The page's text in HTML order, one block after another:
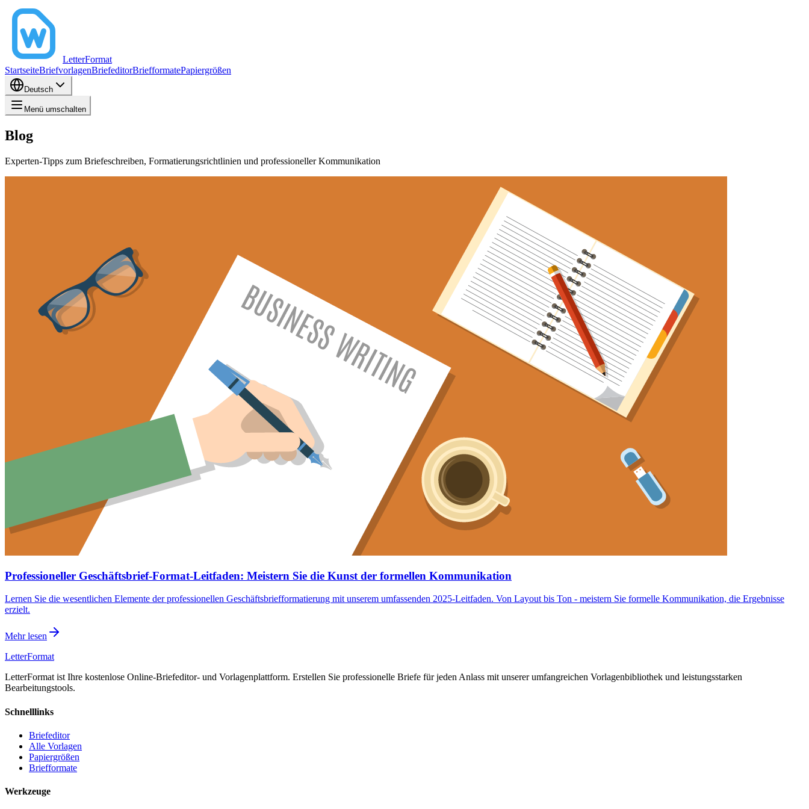
LetterFormat
StartseiteBriefvorlagenBriefeditorBriefformatePapiergrößen
Deutsch
Menü umschalten
Blog
Experten-Tipps zum Briefeschreiben, Formatierungsrichtlinien und professioneller Kommunikation
Professioneller Geschäftsbrief-Format-Leitfaden: Meistern Sie die Kunst der formellen Kommunikation
Lernen Sie die wesentlichen Elemente der professionellen Geschäftsbriefformatierung mit unserem umfassenden 2025-Leitfaden. Von Layout bis Ton - meistern Sie formelle Kommunikation, die Ergebnisse
erzielt.
Mehr lesen
LetterFormat
LetterFormat ist Ihre kostenlose Online-Briefeditor- und Vorlagenplattform. Erstellen Sie professionelle Briefe für jeden Anlass mit unserer umfangreichen Vorlagenbibliothek und leistungsstarken
Bearbeitungstools.
Schnelllinks
Briefeditor
Alle Vorlagen
Papiergrößen
Briefformate
Werkzeuge